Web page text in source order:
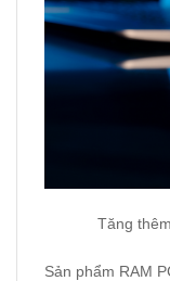
Tăng
Sản phẩm RAM